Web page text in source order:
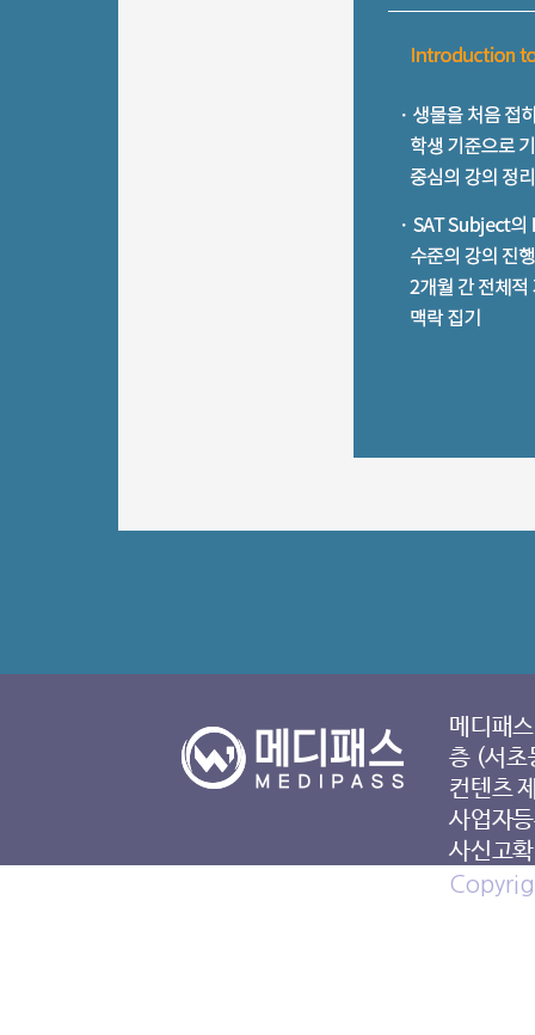
메디패
층 (서초
컨텐츠
사업자
사신고